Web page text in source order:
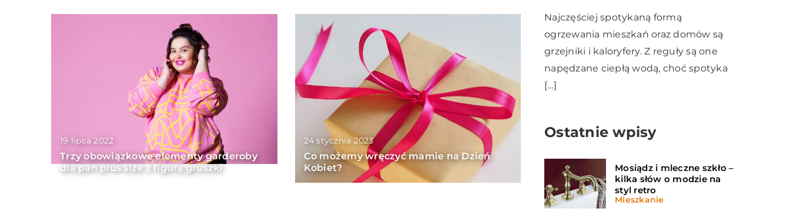
19 lipca 2022
Trzy obowiązkowe elementy garderoby
dla pań plus size z figurą gruszki
24 stycznia 2023
Co możemy wręczyć mamie na Dzień
Kobiet?
Najczęściej spotykaną formą
ogrzewania mieszkań oraz domów są
grzejniki i kaloryfery. Z reguły są one
napędzane ciepłą wodą, choć spotyka
[…]
Ostatnie wpisy
Mosiądz i mleczne szkło –
kilka słów o modzie na
styl retro
Mieszkanie